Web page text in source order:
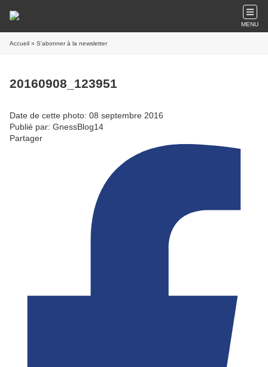
MENU
Accueil » S'abonner à la newsletter
20160908_123951
Date de cette photo: 08 septembre 2016
Publié par: GnessBlog14
Partager